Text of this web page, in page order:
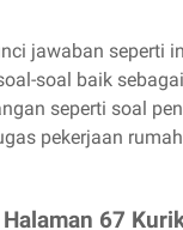
jawaban seperti
soal baik
seperti soal
pekerjaan
67